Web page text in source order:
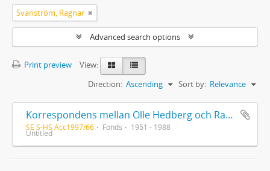
Svanström, Ragnar
Advanced search options
Print preview
View:
Sort by: Relevance
Direction: Ascending
Korrespondens mellan Olle Hedberg och Ragnar Svanström, förteckning över brev mellan Olle Hedberg och Ragnar Svanström, korrespondens mellan Vilgot Sjöman och Ragnar Svanström rörande Olle Hedberg, material rörande Olle Hedberg, material från Elisabeth Cederschiöld rörande Olle Hedberg
SE S-HS Acc1997/66 Fonds 1951 - 1988
Untitled